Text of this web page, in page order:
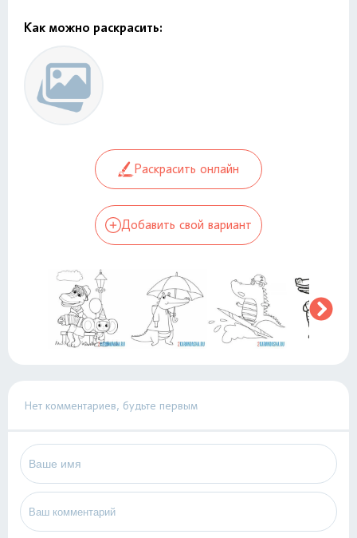
Как можно раскрасить:
Раскрасить онлайн
Добавить свой вариант
Нет комментариев, будьте первым